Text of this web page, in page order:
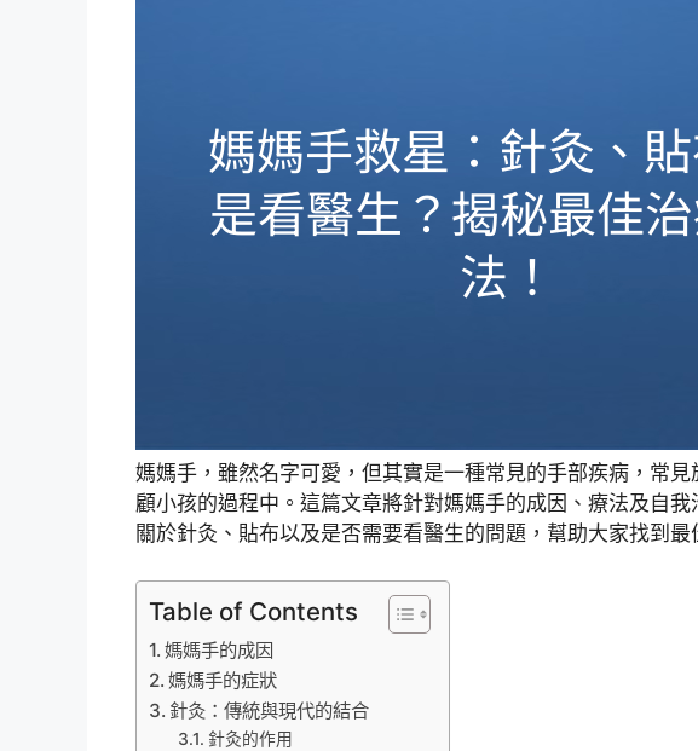
媽媽手，雖然名字可愛，但其實是一種常見的手部疾病，常
顧小孩的過程中。這篇文章將針對媽媽手的成因、療法及自
關於針灸、貼布以及是否需要看醫生的問題，幫助大家找到最
Table of Contents
媽媽手的成因
媽媽手的症狀
針灸：傳統與現代的結合
針灸的作用